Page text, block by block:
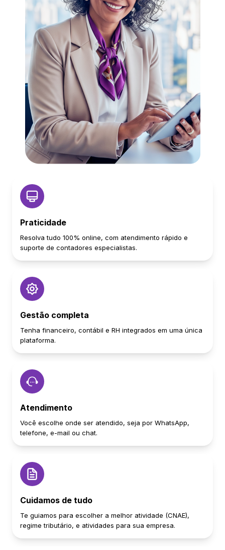
Praticidade
Resolva tudo 100% online, com atendimento rápido e
suporte de contadores especialistas.
Gestão completa
Tenha financeiro, contábil e RH integrados em uma única
plataforma.
Atendimento
Você escolhe onde ser atendido, seja por WhatsApp,
telefone, e-mail ou chat.
Cuidamos de tudo
Te guiamos para escolher a melhor atividade (CNAE),
regime tributário, e atividades para sua empresa.